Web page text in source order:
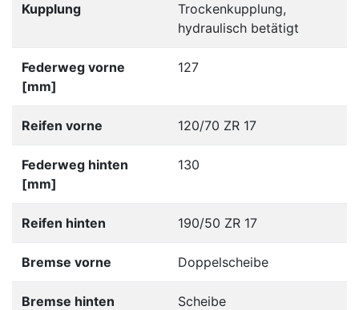
Kupplung
Trockenkupplung,
hydraulisch betätigt
Federweg vorne
[mm]
127
Reifen vorne 120/70 ZR 17
Federweg hinten
[mm]
130
Reifen hinten 190/50 ZR 17
Bremse vorne Doppelscheibe
Bremse hinten Scheibe